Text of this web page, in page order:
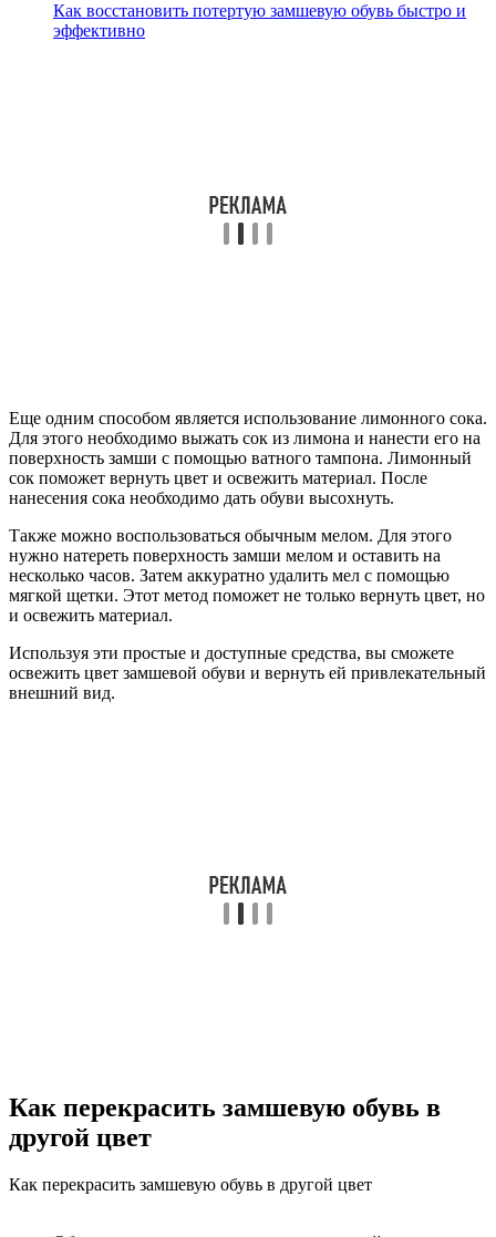
Как восстановить потертую замшевую обувь быстро и
эффективно
Еще одним способом является использование лимонного сока.
Для этого необходимо выжать сок из лимона и нанести его на
поверхность замши с помощью ватного тампона. Лимонный
сок поможет вернуть цвет и освежить материал. После
нанесения сока необходимо дать обуви высохнуть.
Также можно воспользоваться обычным мелом. Для этого
нужно натереть поверхность замши мелом и оставить на
несколько часов. Затем аккуратно удалить мел с помощью
мягкой щетки. Этот метод поможет не только вернуть цвет, но
и освежить материал.
Используя эти простые и доступные средства, вы сможете
освежить цвет замшевой обуви и вернуть ей привлекательный
внешний вид.
Как перекрасить замшевую обувь в
другой цвет
Как перекрасить замшевую обувь в другой цвет